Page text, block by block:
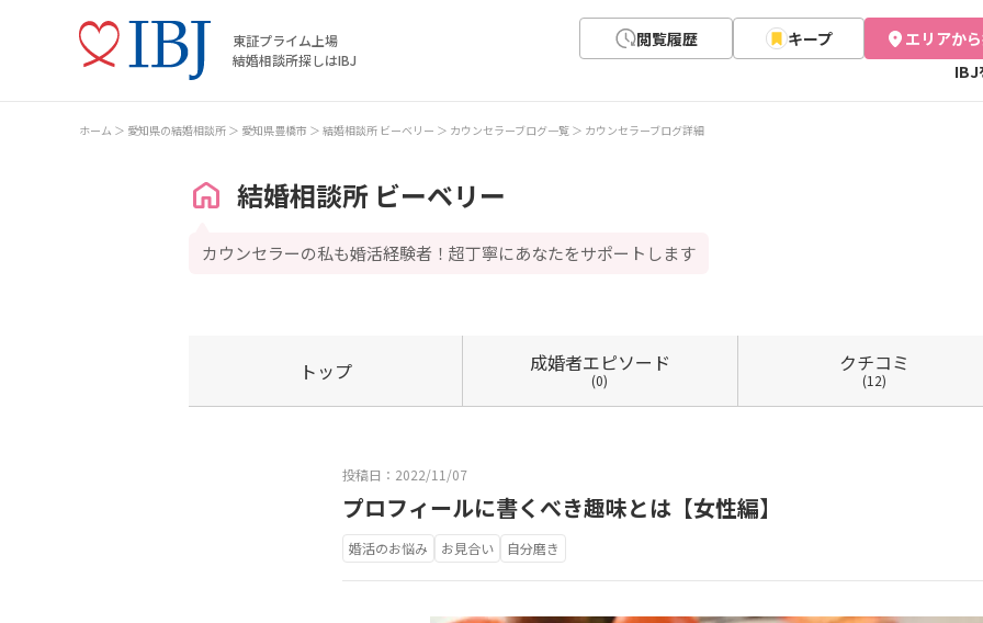
東証プライム上場
結婚相談所探しはIBJ
閲覧履歴 キープ エリアか
IBJ
ホーム 愛知県の結婚相談所 愛知県豊橋市 結婚相談所 ビーベリー カウンセラーブログ一覧 カウンセラーブログ詳細
結婚相談所 ビーベリー
カウンセラーの私も婚活経験者！超丁寧にあなたをサポートします
トップ 成婚者エピソード
(0)
クチコミ
(12)
投稿日：2022/11/07
プロフィールに書くべき趣味とは【女性編】
婚活のお悩み お見合い 自分磨き